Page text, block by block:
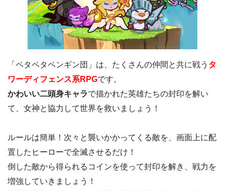
「ペタペタペンギン団」は、たくさんの仲間と共に戦う タ
ワーディフェンス系RPGです。
かわいい二頭身キャラで描かれた英雄たちの封印を解い
て、女神と協力して世界を救いましょう！
ルールは簡単！次々と襲いかかってくる敵を、画面上に配
置したヒーローで全滅させるだけ！
倒した敵から得られるコインを使って封印を解き、戦力を
増強していきましょう！